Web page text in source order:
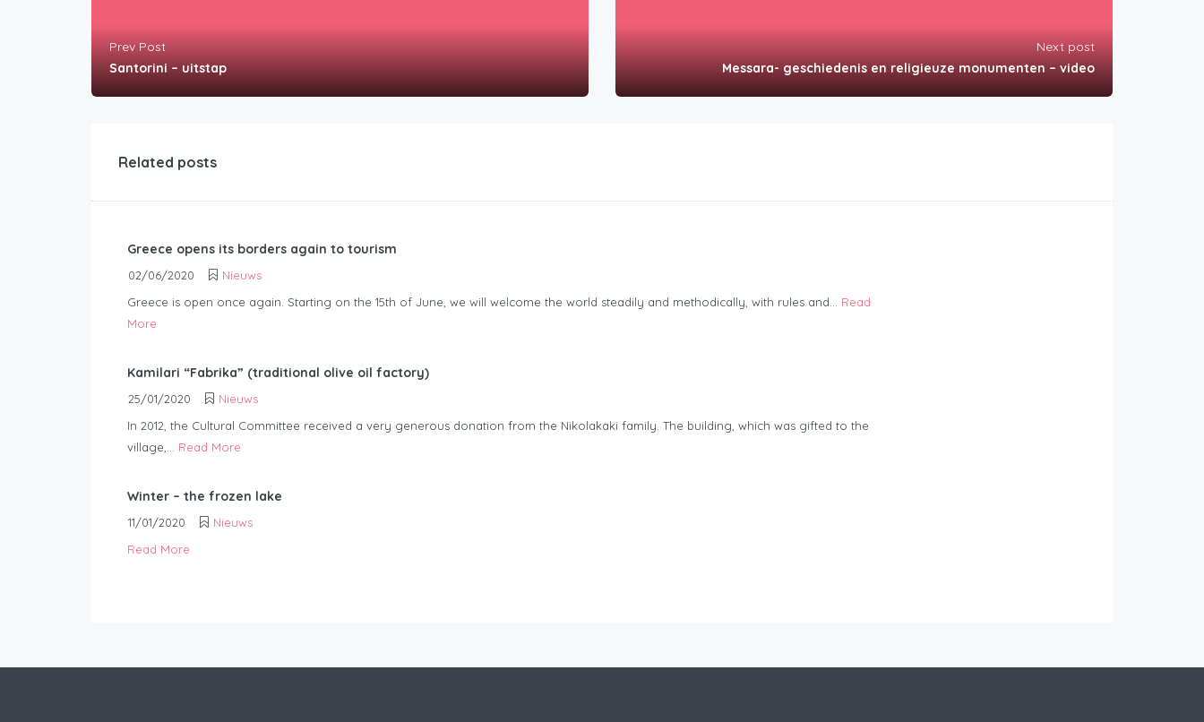
Prev Post
Santorini – uitstap
Next post
Messara- geschiedenis en religieuze monumenten – video
Related posts
Greece opens its borders again to tourism
02/06/2020
Nieuws
Greece is open once again. Starting on the 15th of June, we will welcome the world steadily and methodically, with rules and... Read
More
Kamilari “Fabrika” (traditional olive oil factory)
25/01/2020
Nieuws
In 2012, the Cultural Committee received a very generous donation from the Nikolakaki family. The building, which was gifted to the
village,... Read More
Winter – the frozen lake
11/01/2020
Nieuws
Read More